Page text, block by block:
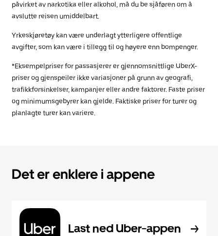
påvirket av narkotika eller alkohol, må du be sjåføren om å
avslutte reisen umiddelbart.
Yrkeskjøretøy kan være underlagt ytterligere offentlige
avgifter, som kan være i tillegg til og høyere enn bompenger.
*Eksempelpriser for passasjerer er gjennomsnittlige UberX-
priser og gjenspeiler ikke variasjoner på grunn av geografi,
trafikkforsinkelser, kampanjer eller andre faktorer. Faste priser
og minimumsgebyrer kan gjelde. Faktiske priser for turer og
planlagte turer kan variere.
Det er enklere i appene
Last ned Uber-appen